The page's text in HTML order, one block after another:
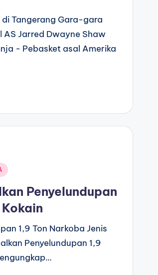
Tangerang Gara-gara
Jarred Dwayne Shaw
- Pebasket asal Amerika
Penyelundupan
1,9 Ton Narkoba Jenis
Penyelundupan 1,9